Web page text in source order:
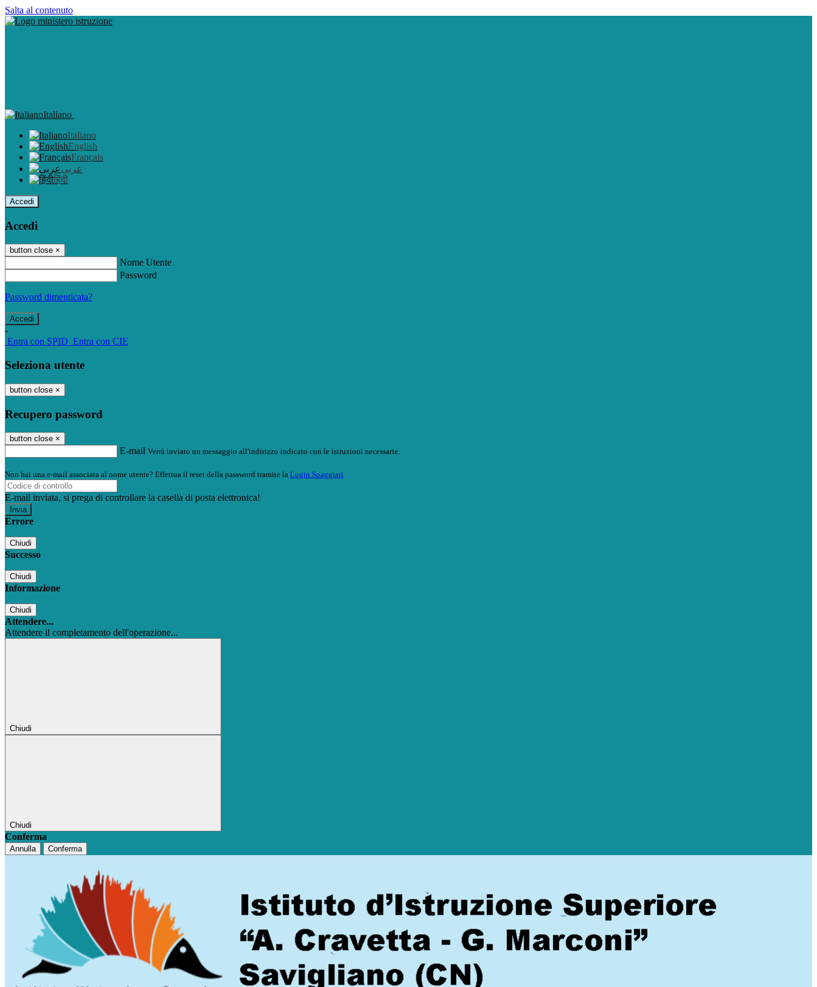
Salta al contenuto
Italiano
Italiano
English
Français
عربى
हिंदी
Accedi
Accedi
button close ×
Nome Utente
Password
Password dimenticata?
-
Entra con SPID Entra con CIE
Seleziona utente
button close ×
Recupero password
button close ×
E-mail Verrà inviato un messaggio all'indirizzo indicato con le istruzioni necessarie.
Non hai una e-mail associata al nome utente? Effettua il reset della password tramite la Login Spaggiari
E-mail inviata, si prega di controllare la casella di posta elettronica!
Errore
Chiudi
Successo
Chiudi
Informazione
Chiudi
Attendere...
Attendere il completamento dell'operazione...
Chiudi
Chiudi
Conferma
Annulla Conferma